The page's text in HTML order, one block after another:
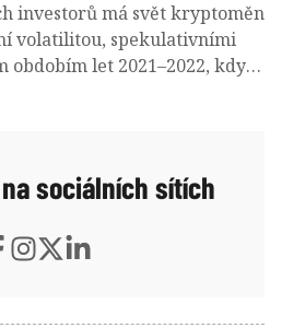
investorů má svět kryptoměn
volatilitou, spekulativními
obdobím let 2021–2022, kdy
sociálních sítích